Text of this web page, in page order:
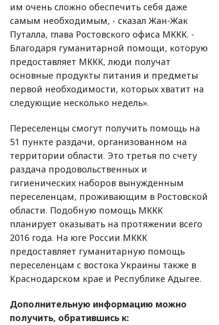
им очень сложно обеспечить себя даже
самым необходимым, - сказал Жан-Жак
Путалла, глава Ростовского офиса МККК. -
Благодаря гуманитарной помощи, которую
предоставляет МККК, люди получат
основные продукты питания и предметы
первой необходимости, которых хватит на
следующие несколько недель».
Переселенцы смогут получить помощь на
51 пункте раздачи, организованном на
территории области. Это третья по счету
раздача продовольственных и
гигиенических наборов вынужденным
переселенцам, проживающим в Ростовской
области. Подобную помощь МККК
планирует оказывать на протяжении всего
2016 года. На юге России МККК
предоставляет гуманитарную помощь
переселенцам с востока Украины также в
Краснодарском крае и Республике Адыгее.
Дополнительную информацию можно
получить, обратившись к: